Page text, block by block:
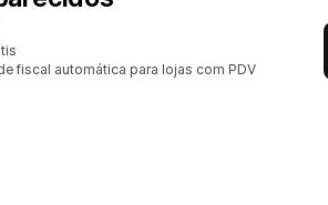
todo
fiscal automática para lojas com PDV